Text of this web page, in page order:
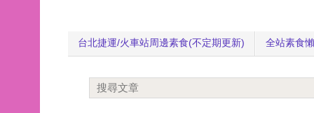
台北捷運/火車站周邊素食(不定期更新) 全站素食